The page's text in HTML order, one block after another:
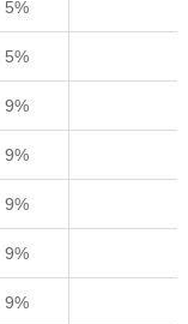
5%
5%
9%
9%
9%
9%
9%